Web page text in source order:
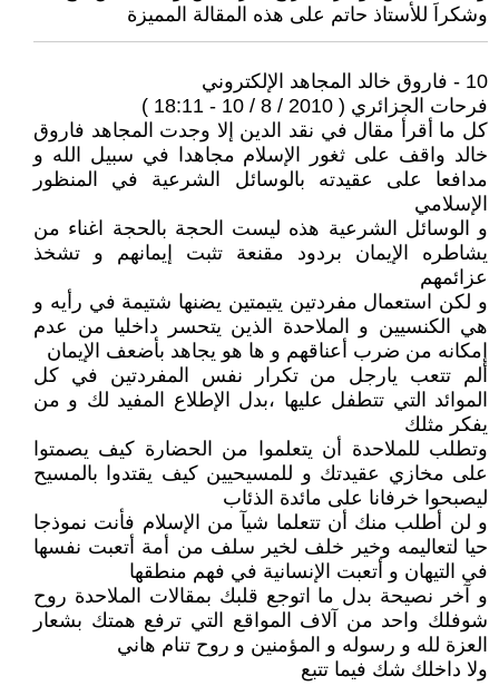
وشكراَ للأستاذ حاتم على هذه المقالة المميزة
10 - فاروق خالد المجاهد الإلكتروني
فرحات الجزائري ( 2010 / 8 / 10 - 18:11 )
كل ما أقرأ مقال في نقد الدين إلا وجدت المجاهد فاروق
خالد واقف على ثغور الإسلام مجاهدا في سبيل الله و
مدافعا على عقيدته بالوسائل الشرعية في المنظور
الإسلامي
و الوسائل الشرعية هذه ليست الحجة بالحجة اغناء من
يشاطره الإيمان بردود مقنعة تثبت إيمانهم و تشخذ
عزائمهم
و لكن استعمال مفردتين يتيمتين يضنها شتيمة في رأيه و
هي الكنسيين و الملاحدة الذين يتحسر داخليا من عدم
إمكانه من ضرب أعناقهم و ها هو يجاهد بأضعف الإيمان
ألم تتعب يارجل من تكرار نفس المفردتين في كل
الموائد التي تتطفل عليها ،بدل الإطلاع المفيد لك و من
يفكر مثلك
وتطلب للملاحدة أن يتعلموا من الحضارة كيف يصمتوا
على مخازي عقيدتك و للمسيحيين كيف يقتدوا بالمسيح
ليصبحوا خرفانا على مائدة الذئاب
و لن أطلب منك أن تتعلما شيآ من الإسلام فأنت نموذجا
حيا لتعاليمه وخير خلف لخير سلف من أمة أتعبت نفسها
في التيهان و أتعبت الإنسانية في فهم منطقها
و آخر نصيحة بدل ما اتوجع قلبك بمقالات الملاحدة روح
شوفلك واحد من آلاف المواقع التي ترفع همتك بشعار
العزة لله و رسوله و المؤمنين و روح تنام هاني
ولا داخلك شك فيما تتبع